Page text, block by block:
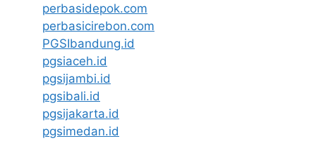
perbasidepok.com
perbasicirebon.com
PGSIbandung.id
pgsiaceh.id
pgsijambi.id
pgsibali.id
pgsijakarta.id
pgsimedan.id